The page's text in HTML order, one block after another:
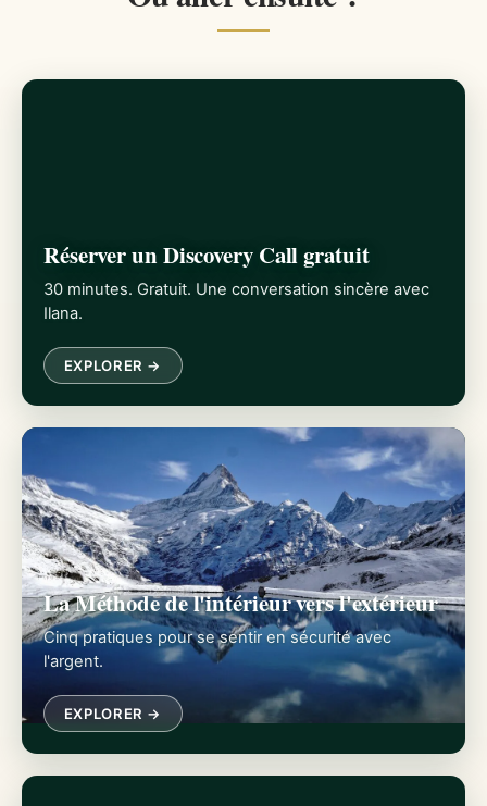
Réserver un Discovery Call gratuit
30 minutes. Gratuit. Une conversation sincère avec
Ilana.
EXPLORER →
La Méthode de l'intérieur vers l'extérieur
Cinq pratiques pour se sentir en sécurité avec
l'argent.
EXPLORER →